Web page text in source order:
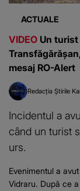
ACTUALE
VIDEO Un
mesaj RO-Alert
Redacția Știrile
Incidentul a
când un turist
urs.
Evenimentul a
Vidraru. După ce